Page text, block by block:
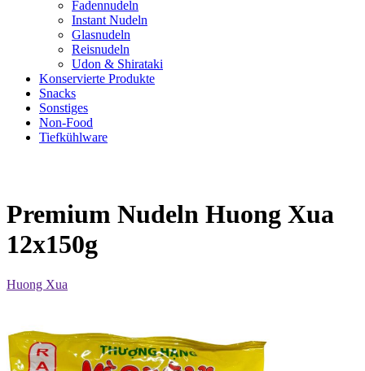
Fadennudeln
Instant Nudeln
Glasnudeln
Reisnudeln
Udon & Shirataki
Konservierte Produkte
Snacks
Sonstiges
Non-Food
Tiefkühlware
Premium Nudeln Huong Xua
12x150g
Huong Xua